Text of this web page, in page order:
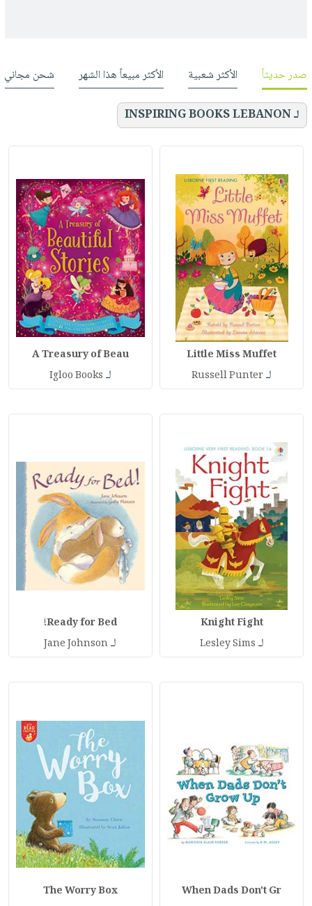
صدر حديثاً الأكثر شعبية الأكثر مبيعاً هذا الشهر شحن مجاني
لـ INSPIRING BOOKS LEBANON
Little Miss Muffet
لـ Russell Punter
A Treasury of Beau
لـ Igloo Books
Knight Fight
لـ Lesley Sims
Ready for Bed!
لـJane Johnson
When Dads Don't Gr
The Worry Box